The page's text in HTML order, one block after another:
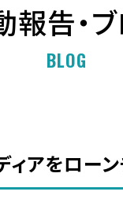
報告・
BLOG
ィアをロー